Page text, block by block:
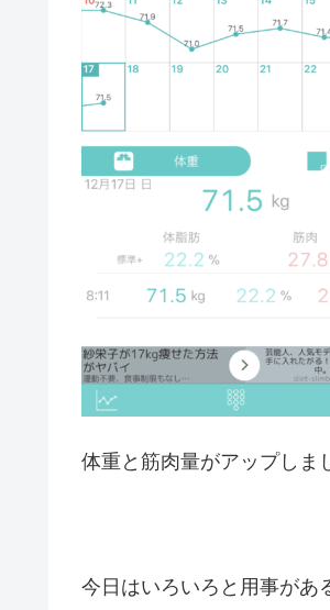
体重と筋肉量がアップしま
今日はいろいろと用事があ